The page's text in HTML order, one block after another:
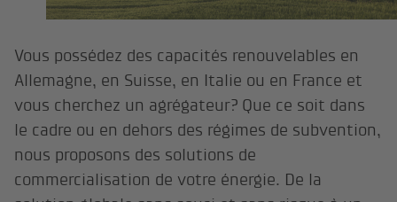
Vous possédez des capacités renouvelables en
Allemagne, en Suisse, en Italie ou en France et
vous cherchez un agrégateur? Que ce soit dans
le cadre ou en dehors des régimes de subvention,
nous proposons des solutions de
commercialisation de votre énergie. De la